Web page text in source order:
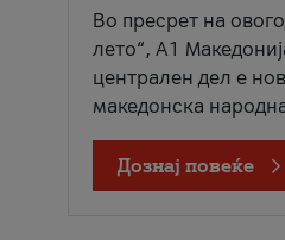
Во пресрет на
лето“, А1
централен дел е
македонска
Дознај повеќе